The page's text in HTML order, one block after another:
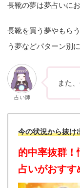
長靴の夢は夢占いに
長靴を買う夢やもら
う夢などパターン別
占い師
また
今の状況から抜
的中率抜群
占いがおすす